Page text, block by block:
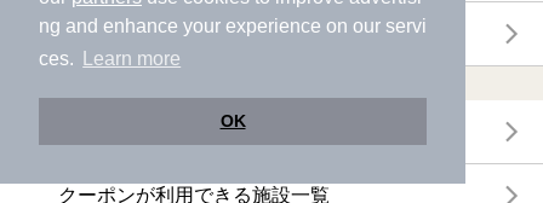
ng and enhance your experience on our servi
ces.
Learn more
OK
関連キーワードから探す
電子チケットが利用できる施設一覧
クーポンが利用できる施設一覧